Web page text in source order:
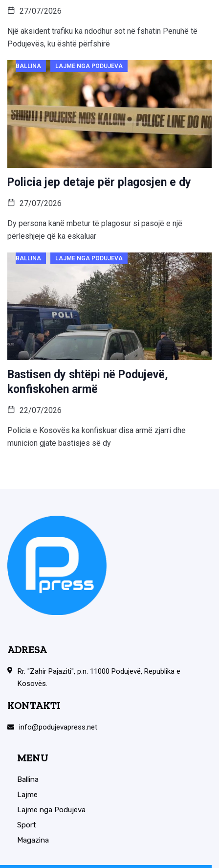
27/07/2026
Një aksident trafiku ka ndodhur sot në fshatin Penuhë të
Podujevës, ku është përfshirë
BALLINA LAJME NGA PODUJEVA
Policia jep detaje për plagosjen e dy
27/07/2026
Dy persona kanë mbetur të plagosur si pasojë e një
përleshjeje që ka eskaluar
BALLINA LAJME NGA PODUJEVA
Bastisen dy shtëpi në Podujevë,
konfiskohen armë
22/07/2026
Policia e Kosovës ka konfiskuar disa armë zjarri dhe
municion gjatë bastisjes së dy
ADRESA
Rr. "Zahir Pajaziti", p.n. 11000 Podujevë, Republika e
Kosovës.
KONTAKTI
info@podujevapress.net
MENU
Ballina
Lajme
Lajme nga Podujeva
Sport
Magazina